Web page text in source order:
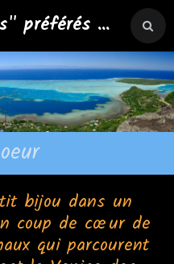
préférés ...
bijou dans un
coup de cœur de
qui parcourent